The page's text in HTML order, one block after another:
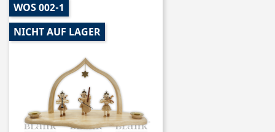
WOS 002-1
NICHT AUF LAGER